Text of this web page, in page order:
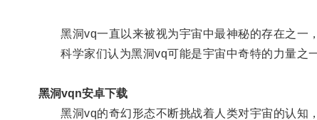
黑洞vq一直以来被视为宇宙中最神秘的存在之一，
科学家们认为黑洞vq可能是宇宙中奇特的力量之一
黑洞vqn安卓下载
黑洞vq的奇幻形态不断挑战着人类对宇宙的认知，